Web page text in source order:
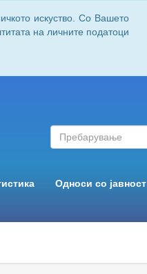
искуство. Со Вашето
на личните податоци
Односи со јавност